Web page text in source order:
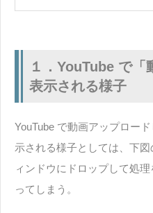
１．YouTube で「
表示される様子
YouTube で動画アップロー
示される様子としては、下
ィンドウにドロップして処
ってしまう。